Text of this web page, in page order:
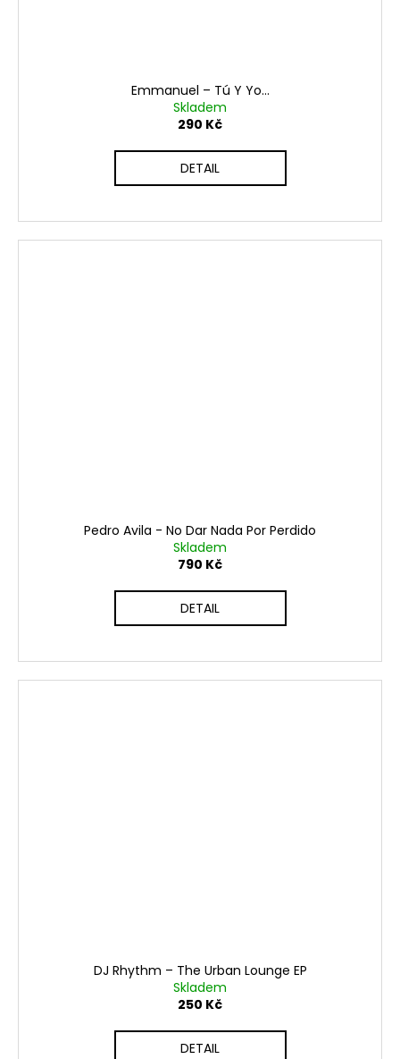
Emmanuel – Tú Y Yo...
Skladem
290 Kč
DETAIL
Pedro Avila - No Dar Nada Por Perdido
Skladem
790 Kč
DETAIL
DJ Rhythm ‎– The Urban Lounge EP
Skladem
250 Kč
DETAIL